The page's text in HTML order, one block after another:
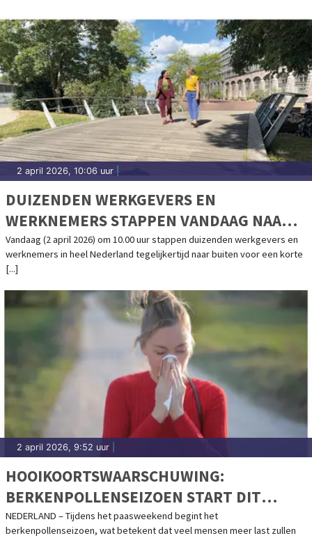
2 april 2026, 10:06 uur
DUIZENDEN WERKGEVERS EN
WERKNEMERS STAPPEN VANDAAG NAAR
BUITEN VOOR DE GROOTSTE
WERKWANDELING IN NEDERLAND OOIT
Vandaag (2 april 2026) om 10.00 uur stappen duizenden werkgevers en
werknemers in heel Nederland tegelijkertijd naar buiten voor een korte
[...]
2 april 2026, 9:52 uur
HOOIKOORTSWAARSCHUWING:
BERKENPOLLENSEIZOEN START DIT
PAASWEEKEND
NEDERLAND – Tijdens het paasweekend begint het
berkenpollenseizoen, wat betekent dat veel mensen meer last zullen